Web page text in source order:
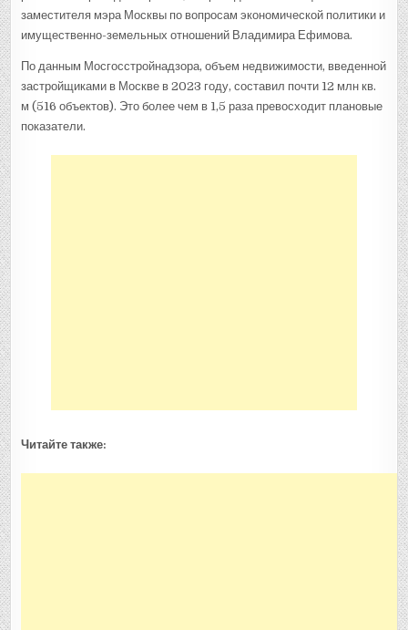
заместителя мэра Москвы по вопросам экономической политики и
имущественно-земельных отношений Владимира Ефимова.
По данным Мосгосстройнадзора, объем недвижимости, введенной
застройщиками в Москве в 2023 году, составил почти 12 млн кв.
м (516 объектов). Это более чем в 1,5 раза превосходит плановые
показатели.
Читайте также: